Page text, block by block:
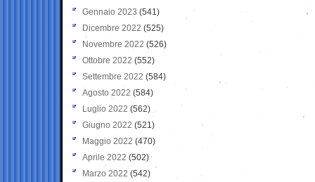
Gennaio 2023 (541)
Dicembre 2022 (525)
Novembre 2022 (526)
Ottobre 2022 (552)
Settembre 2022 (584)
Agosto 2022 (584)
Luglio 2022 (562)
Giugno 2022 (521)
Maggio 2022 (470)
Aprile 2022 (502)
Marzo 2022 (542)